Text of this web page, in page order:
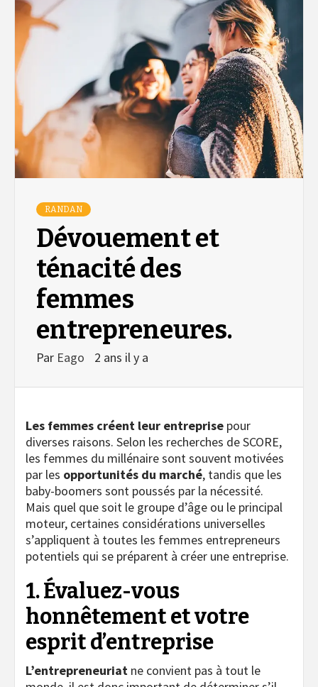
RANDAN
Dévouement et
ténacité des
femmes
entrepreneures.
Par Eago 2 ans il y a
Les femmes créent leur entreprise pour
diverses raisons. Selon les recherches de SCORE,
les femmes du millénaire sont souvent motivées
par les opportunités du marché, tandis que les
baby-boomers sont poussés par la nécessité.
Mais quel que soit le groupe d’âge ou le principal
moteur, certaines considérations universelles
s’appliquent à toutes les femmes entrepreneurs
potentiels qui se préparent à créer une entreprise.
1. Évaluez-vous
honnêtement et votre
esprit d’entreprise
L’entrepreneuriat ne convient pas à tout le